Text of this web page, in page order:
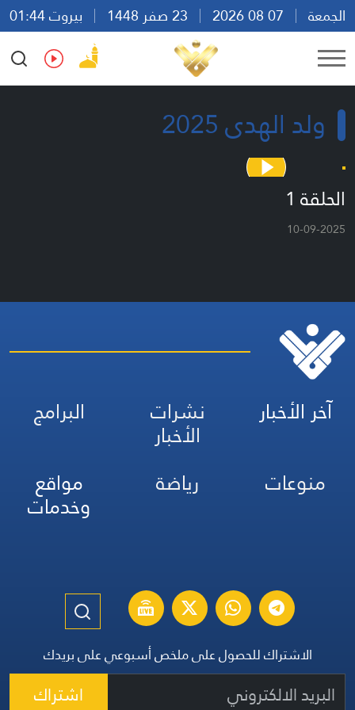
الجمعة
بيروت 01:44
Ar
En Fr Es
ولد الهدى 2025
الحلقة 1
10-09-2025
آخر الأخبار نشرات
الأخبار
البرامج
منوعات
رياضة مواقع
وخدمات
الاشتراك للحصول على ملخص أسبوعي على بريدك
اشتراك